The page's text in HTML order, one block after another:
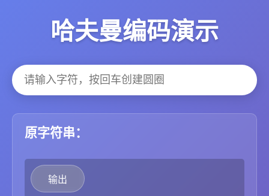
哈夫曼编码演示
原字符串：
输出